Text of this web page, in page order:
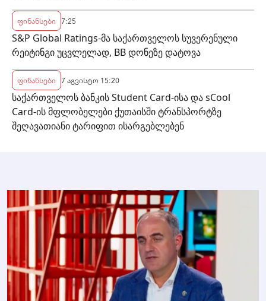
ფინანსები 7:25
S&P Global Ratings-მა საქართველოს სუვერენული
რეიტინგი უცვლელად, BB დონეზე დატოვა
ფინანსები 7 აგვისტო 15:20
საქართველოს ბანკის Student Card-ისა და sCool
Card-ის მფლობელები ქუთაისში ტრანსპორტზე
შეღავათიანი ტარიფით ისარგებლებენ